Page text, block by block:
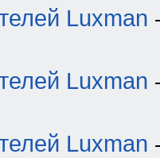
Luxman
Luxman
Luxman